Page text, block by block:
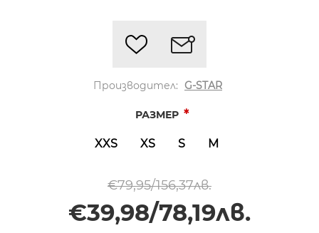
Производител: G-STAR
РАЗМЕР *
XXS XS S M
€79,95/156,37лв.
€39,98/78,19лв.